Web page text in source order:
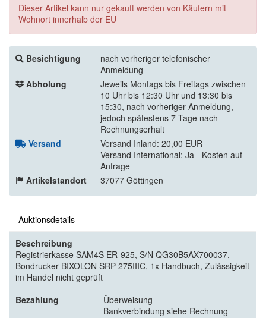
Dieser Artikel kann nur gekauft werden von Käufern mit
Wohnort innerhalb der EU
Besichtigung
nach vorheriger telefonischer
Anmeldung
Abholung
Jeweils Montags bis Freitags zwischen
10 Uhr bis 12:30 Uhr und 13:30 bis
15:30, nach vorheriger Anmeldung,
jedoch spätestens 7 Tage nach
Rechnungserhalt
Versand
Versand Inland: 20,00 EUR
Versand International: Ja - Kosten auf
Anfrage
Artikelstandort
37077 Göttingen
Auktionsdetails
Beschreibung
Registrierkasse SAM4S ER-925, S/N QG30B5AX700037,
Bondrucker BIXOLON SRP-275IIIC, 1x Handbuch, Zulässigkeit
im Handel nicht geprüft
Bezahlung
Überweisung
Bankverbindung siehe Rechnung